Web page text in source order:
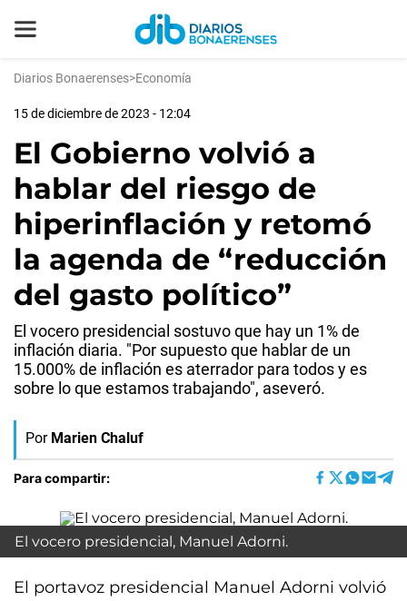
Diarios Bonaerenses>Economía
15 de diciembre de 2023 - 12:04
El Gobierno volvió a
hablar del riesgo de
hiperinflación y retomó
la agenda de “reducción
del gasto político”
El vocero presidencial sostuvo que hay un 1% de
inflación diaria. "Por supuesto que hablar de un
15.000% de inflación es aterrador para todos y es
sobre lo que estamos trabajando", aseveró.
Por Marien Chaluf
Para compartir:
El vocero presidencial, Manuel Adorni.
El portavoz presidencial Manuel Adorni volvió